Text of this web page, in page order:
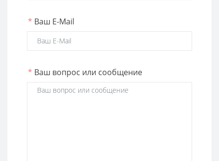
* Ваш E-Mail
* Ваш вопрос или сообщение